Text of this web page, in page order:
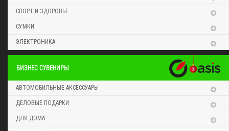
СПОРТ И ЗДОРОВЬЕ
СУМКИ
ЭЛЕКТРОНИКА
БИЗНЕС СУВЕНИРЫ
АВТОМОБИЛЬНЫЕ АКСЕССУАРЫ
ДЕЛОВЫЕ ПОДАРКИ
ДЛЯ ДОМА